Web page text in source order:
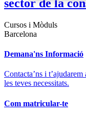
sector de la
Cursos i Mòduls
Barcelona
Demana'ns Informació
Contacta’ns i
les teves necessitats.
Com matricular-te